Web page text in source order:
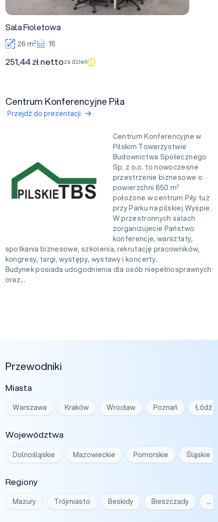
Sala Fioletowa
26 m2 18
251,44 zł nettoza dzień
Centrum Konferencyjne Piła
Przejdź do prezentacji
Centrum Konferencyjne w
Pilskim Towarzystwie
Budownictwa Społecznego
Sp. z o.o. to nowoczesne
przestrzenie biznesowe o
powierzchni 850 m²
położone w centrum Piły tuż
przy Parku na pilskiej Wyspie.
W przestronnych salach
zorganizujecie Państwo
konferencje, warsztaty,
spotkania biznesowe, szkolenia, rekrutację pracowników,
kongresy, targi, występy, wystawy i koncerty.
Budynek posiada udogodnienia dla osób niepełnosprawnych
oraz...
Przewodniki
Miasta
Warszawa Kraków Wrocław Poznań Łódź
Województwa
Dolnośląskie Mazowieckie Pomorskie Śląskie
Regiony
Mazury Trójmiasto Beskidy Bieszczady …